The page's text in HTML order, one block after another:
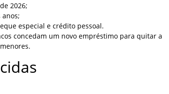
2026;
especial e crédito pessoal.
concedam um novo empréstimo para quitar a